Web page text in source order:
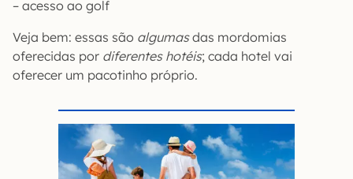
– acesso ao golf
Veja bem: essas são algumasdas mordomias
oferecidas por diferentes hotéis; cada hotel vai
oferecer um pacotinho próprio.